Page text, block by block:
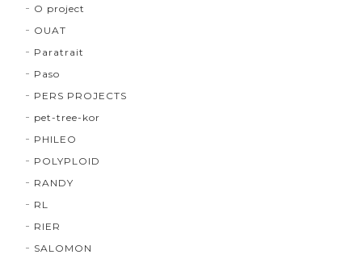
O project
OUAT
Paratrait
Paso
PERS PROJECTS
pet-tree-kor
PHILEO
POLYPLOID
RANDY
RL
RIER
SALOMON